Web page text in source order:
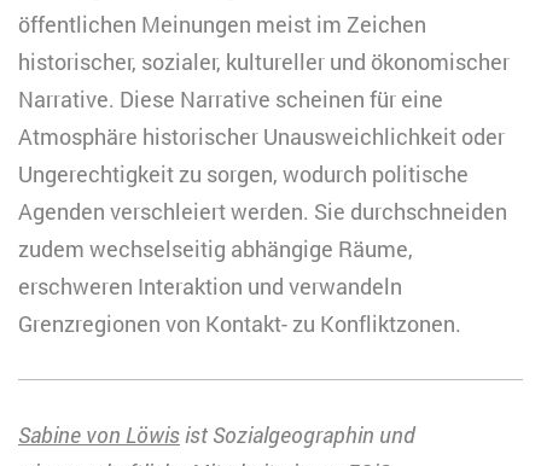
öffentlichen Meinungen meist im Zeichen
historischer, sozialer, kultureller und ökonomischer
Narrative. Diese Narrative scheinen für eine
Atmosphäre historischer Unausweichlichkeit oder
Ungerechtigkeit zu sorgen, wodurch politische
Agenden verschleiert werden. Sie durchschneiden
zudem wechselseitig abhängige Räume,
erschweren Interaktion und verwandeln
Grenzregionen von Kontakt- zu Konfliktzonen.
Sabine von Löwis ist Sozialgeographin und